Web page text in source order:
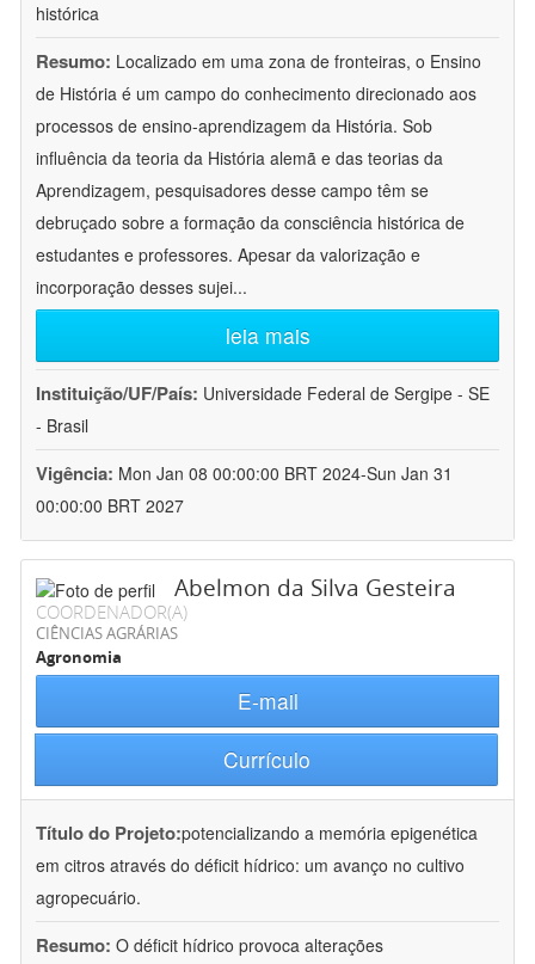
histórica
Resumo: Localizado em uma zona de fronteiras, o Ensino
de História é um campo do conhecimento direcionado aos
processos de ensino-aprendizagem da História. Sob
influência da teoria da História alemã e das teorias da
Aprendizagem, pesquisadores desse campo têm se
debruçado sobre a formação da consciência histórica de
estudantes e professores. Apesar da valorização e
incorporação desses sujei...
leia mais
Instituição/UF/País: Universidade Federal de Sergipe - SE
- Brasil
Vigência: Mon Jan 08 00:00:00 BRT 2024-Sun Jan 31
00:00:00 BRT 2027
Abelmon da Silva Gesteira
COORDENADOR(A)
CIÊNCIAS AGRÁRIAS
Agronomia
E-mail
Currículo
Título do Projeto:potencializando a memória epigenética
em citros através do déficit hídrico: um avanço no cultivo
agropecuário.
Resumo: O déficit hídrico provoca alterações